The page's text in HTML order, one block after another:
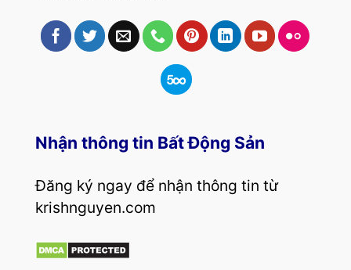
Nhận thông tin Bất Động Sản
Đăng ký ngay để nhận thông tin từ
krishnguyen.com